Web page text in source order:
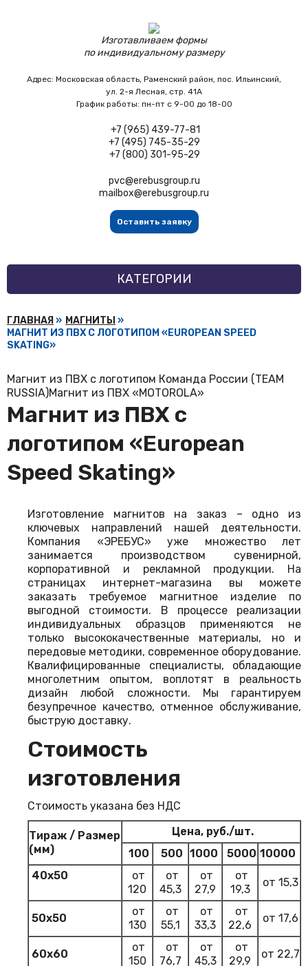
Изготавливаем формы
по индивидуальному размеру
Адрес: Московская область, Раменский район, пос. Ильинский,
ул. 2-я Лесная, стр. 41А
График работы: пн-пт с 9-00 до 18-00
+7 (965) 439-77-81
+7 (495) 745-35-29
+7 (800) 301-95-29
pvc@erebusgroup.ru
mailbox@erebusgroup.ru
Оставить заявку
КАТЕГОРИИ
ГЛАВНАЯ » МАГНИТЫ »
МАГНИТ ИЗ ПВХ С ЛОГОТИПОМ «EUROPEAN SPEED
SKATING»
Магнит из ПВХ с логотипом Команда России (TEAM
RUSSIA)Магнит из ПВХ «MOTOROLA»
Магнит из ПВХ с
логотипом «European
Speed Skating»
Изготовление магнитов на заказ – одно из
ключевых направлений нашей деятельности.
Компания «ЭРЕБУС» уже множество лет
занимается производством сувенирной,
корпоративной и рекламной продукции. На
страницах интернет-магазина вы можете
заказать требуемое магнитное изделие по
выгодной стоимости. В процессе реализации
индивидуальных образцов применяются не
только высококачественные материалы, но и
передовые методики, современное оборудование.
Квалифицированные специалисты, обладающие
многолетним опытом, воплотят в реальность
дизайн любой сложности. Мы гарантируем
безупречное качество, отменное обслуживание,
быструю доставку.
Стоимость
изготовления
Стоимость указана без НДС
Тираж / Размер
(мм)
Цена, руб./шт.
100
500 1000 5000 10000
40х50
от
120
от
45,3
от
27,9
от
19,3
от 15,3
50х50
от
130
от
55,1
от
33,3
от
22,6
от 17,6
60х60
от
150
от
76,7
от
45,3
от
29,9
от 22,7